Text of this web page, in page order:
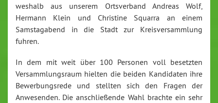
weshalb aus unserem Ortsverband Andreas Wolf,
Hermann Klein und Christine Squarra an einem
Samstagabend in die Stadt zur Kreisversammlung
fuhren.
In dem mit weit über 100 Personen voll besetzten
Versammlungsraum hielten die beiden Kandidaten ihre
Bewerbungsrede und stellten sich den Fragen der
Anwesenden. Die anschließende Wahl brachte ein sehr